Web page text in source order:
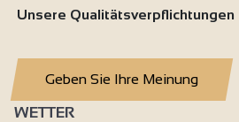
Unsere Qualitätsverpflichtungen
Geben Sie Ihre Meinung
WETTER